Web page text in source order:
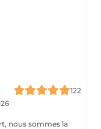
122
nous sommes la